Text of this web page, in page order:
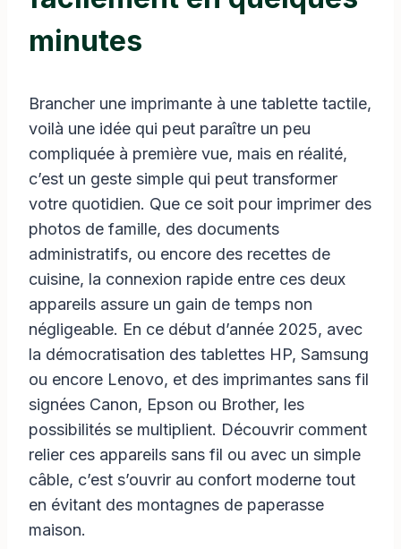
minutes
Brancher une imprimante à une tablette tactile,
voilà une idée qui peut paraître un peu
compliquée à première vue, mais en réalité,
c’est un geste simple qui peut transformer
votre quotidien. Que ce soit pour imprimer des
photos de famille, des documents
administratifs, ou encore des recettes de
cuisine, la connexion rapide entre ces deux
appareils assure un gain de temps non
négligeable. En ce début d’année 2025, avec
la démocratisation des tablettes HP, Samsung
ou encore Lenovo, et des imprimantes sans fil
signées Canon, Epson ou Brother, les
possibilités se multiplient. Découvrir comment
relier ces appareils sans fil ou avec un simple
câble, c’est s’ouvrir au confort moderne tout
en évitant des montagnes de paperasse
maison.